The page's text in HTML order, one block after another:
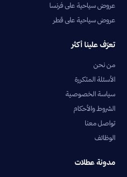
عروض سياحية على فرنسا
عروض سياحية على قطر
تعرّف علينا أكثر
من نحن
الأسئلة المتكررة
سياسة الخصوصية
الشروط والأحكام
تواصل معنا
الوظائف
مدونة عطلات